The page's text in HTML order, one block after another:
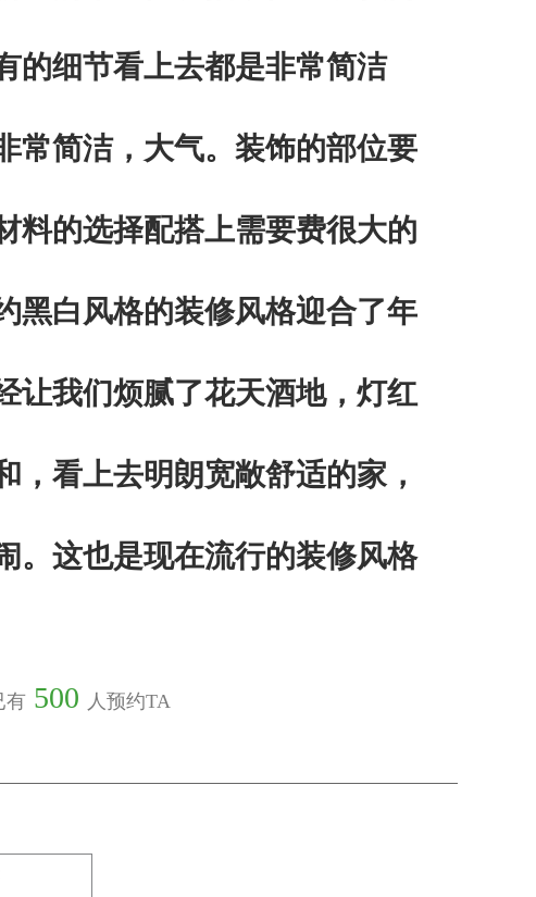
的细节看上去都是非常简洁
常简洁，大气。装饰的部位要
料的选择配搭上需要费很大的
黑白风格的装修风格迎合了年
让我们烦腻了花天酒地，灯红
看上去明朗宽敞舒适的家，
。这也是现在流行的装修风格
有 500 人预约TA